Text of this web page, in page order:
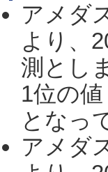
アメダ
より、
測とし
1位の
となっ
アメダ